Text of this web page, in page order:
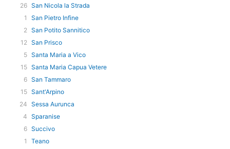
26 San Nicola la Strada
1
San Pietro Infine
2 San Potito Sannitico
12 San Prisco
5 Santa Maria a Vico
15 Santa Maria Capua Vetere
6 San Tammaro
15 Sant'Arpino
24 Sessa Aurunca
4 Sparanise
6 Succivo
1
Teano